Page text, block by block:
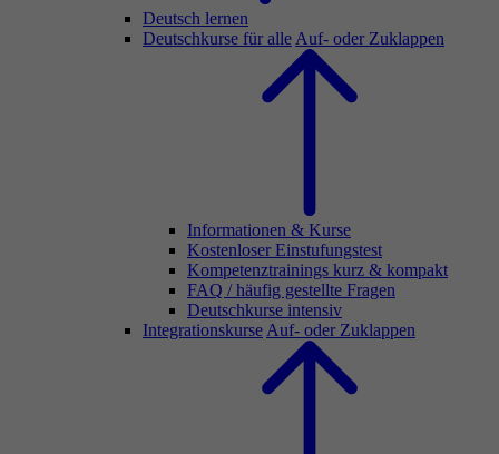
Deutsch lernen
Deutschkurse für alle Auf- oder Zuklappen
Informationen & Kurse
Kostenloser Einstufungstest
Kompetenztrainings kurz & kompakt
FAQ / häufig gestellte Fragen
Deutschkurse intensiv
Integrationskurse Auf- oder Zuklappen